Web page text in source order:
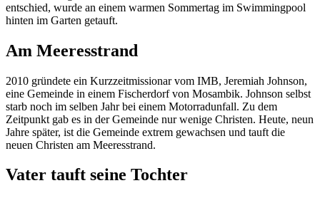
entschied, wurde an einem warmen Sommertag im Swimmingpool
hinten im Garten getauft.
Am Meeresstrand
2010 gründete ein Kurzzeitmissionar vom IMB, Jeremiah Johnson,
eine Gemeinde in einem Fischerdorf von Mosambik. Johnson selbst
starb noch im selben Jahr bei einem Motorradunfall. Zu dem
Zeitpunkt gab es in der Gemeinde nur wenige Christen. Heute, neun
Jahre später, ist die Gemeinde extrem gewachsen und tauft die
neuen Christen am Meeresstrand.
Vater tauft seine Tochter